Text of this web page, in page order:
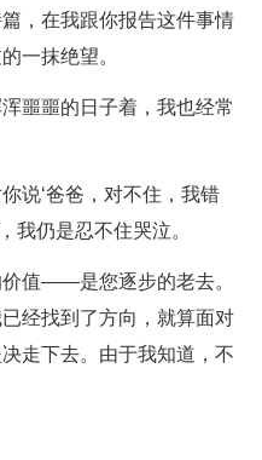
，在我跟你报告这件事情
一抹绝望。
噩的日子着，我也经常
‘爸爸，对不住，我错
我仍是忍不住哭泣。
值——是您逐步的老去。
经找到了方向，就算面对
走下去。由于我知道，不